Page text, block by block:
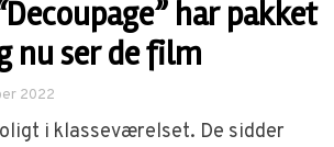
har pakket
nu ser de film
2022
i klasseværelset. De sidder